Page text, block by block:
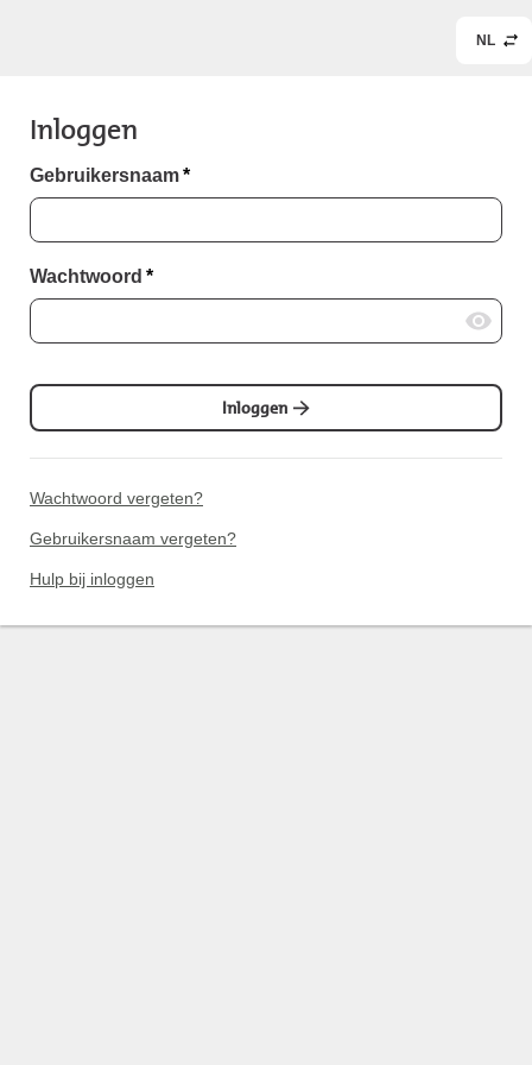
NL
Inloggen
Gebruikersnaam*
Wachtwoord *
Inloggen
Wachtwoord vergeten?
Gebruikersnaam vergeten?
Hulp bij inloggen